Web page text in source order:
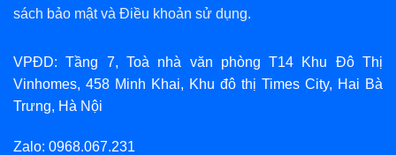
sách bảo mậtvà Điều khoản sử dụng.
VPĐD: Tầng 7, Toà nhà văn phòng T14 Khu Đô Thị
Vinhomes, 458 Minh Khai, Khu đô thị Times City, Hai Bà
Trưng, Hà Nội
Zalo: 0968.067.231